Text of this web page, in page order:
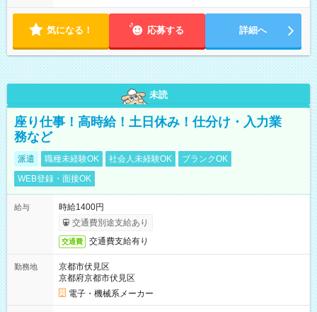
気になる！ 応募する 詳細へ
未読
座り仕事！高時給！土日休み！仕分け・入力業
務など
派遣 職種未経験OK 社会人未経験OK
ブランクOK
WEB登録・面接OK
給与
時給1400円
交通費別途支給あり
交通費 交通費支給有り
勤務地
京都市伏見区
京都府京都市伏見区
電子・機械系メーカー